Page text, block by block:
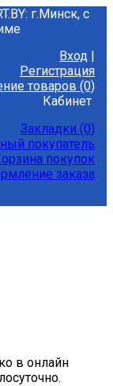
г.Минск, с
Вход |
Регистрация
товаров (0)
Кабинет
Закладки (0)
покупатель
покупок
заказа
в онлайн